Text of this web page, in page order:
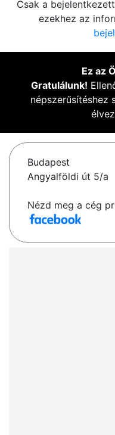
Csak a
ezekhez az
Ez az
Gratulálunk!
népszerűsítéshez
Budapest
Angyalföldi út 5/a
Nézd meg a cég